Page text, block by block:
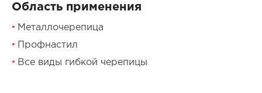
Область применения
Металлочерепица
Профнастил
Все виды гибкой черепицы